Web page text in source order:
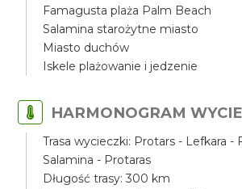
Famagusta plaża Palm Beach
Salamina starożytne miasto
Miasto duchów
Iskele plażowanie i jedzenie
HARMONOGRAM
Trasa wycieczki: Protars - Lefkara -
Salamina - Protaras
Długość trasy: 300 km